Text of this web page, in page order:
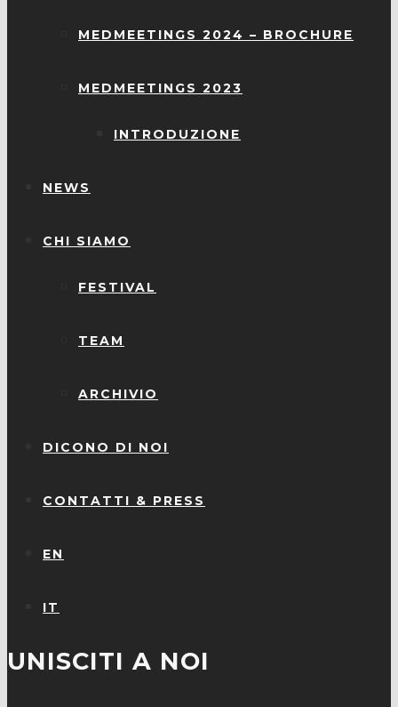
MEDMEETINGS 2024 – BROCHURE
MEDMEETINGS 2023
INTRODUZIONE
NEWS
CHI SIAMO
FESTIVAL
TEAM
ARCHIVIO
DICONO DI NOI
CONTATTI & PRESS
EN
IT
UNISCITI A NOI